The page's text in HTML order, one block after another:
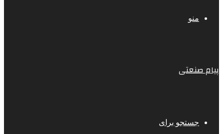
منو
پیام صنعتی
جستجو برای